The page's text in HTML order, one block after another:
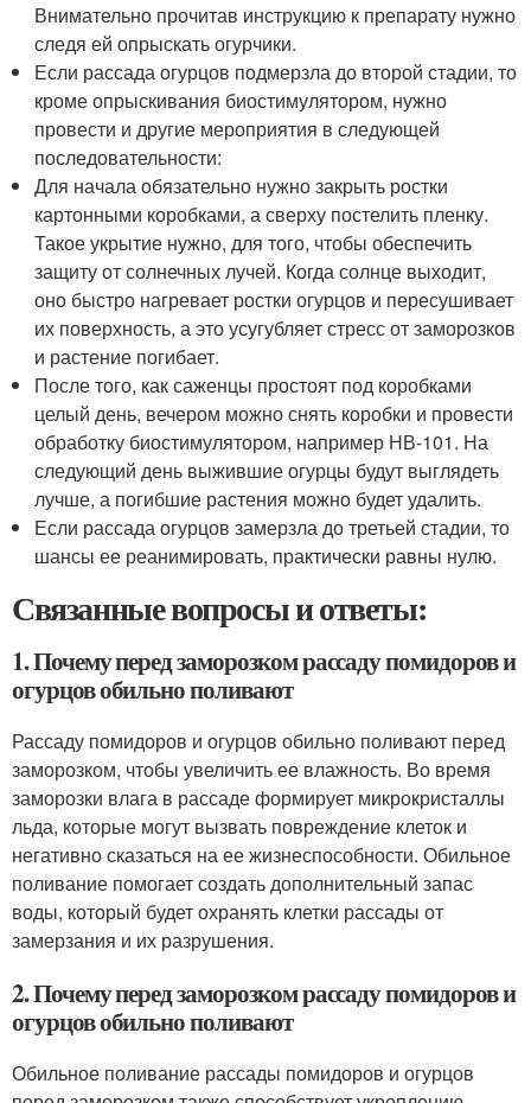
Внимательно прочитав инструкцию к препарату нужно
следя ей опрыскать огурчики.
Если рассада огурцов подмерзла до второй стадии, то
кроме опрыскивания биостимулятором, нужно
провести и другие мероприятия в следующей
последовательности:
Для начала обязательно нужно закрыть ростки
картонными коробками, а сверху постелить пленку.
Такое укрытие нужно, для того, чтобы обеспечить
защиту от солнечных лучей. Когда солнце выходит,
оно быстро нагревает ростки огурцов и пересушивает
их поверхность, а это усугубляет стресс от заморозков
и растение погибает.
После того, как саженцы простоят под коробками
целый день, вечером можно снять коробки и провести
обработку биостимулятором, например НВ-101. На
следующий день выжившие огурцы будут выглядеть
лучше, а погибшие растения можно будет удалить.
Если рассада огурцов замерзла до третьей стадии, то
шансы ее реанимировать, практически равны нулю.
Связанные вопросы и ответы:
1. Почему перед заморозком рассаду помидоров и
огурцов обильно поливают
Рассаду помидоров и огурцов обильно поливают перед
заморозком, чтобы увеличить ее влажность. Во время
заморозки влага в рассаде формирует микрокристаллы
льда, которые могут вызвать повреждение клеток и
негативно сказаться на ее жизнеспособности. Обильное
поливание помогает создать дополнительный запас
воды, который будет охранять клетки рассады от
замерзания и их разрушения.
2. Почему перед заморозком рассаду помидоров и
огурцов обильно поливают
Обильное поливание рассады помидоров и огурцов